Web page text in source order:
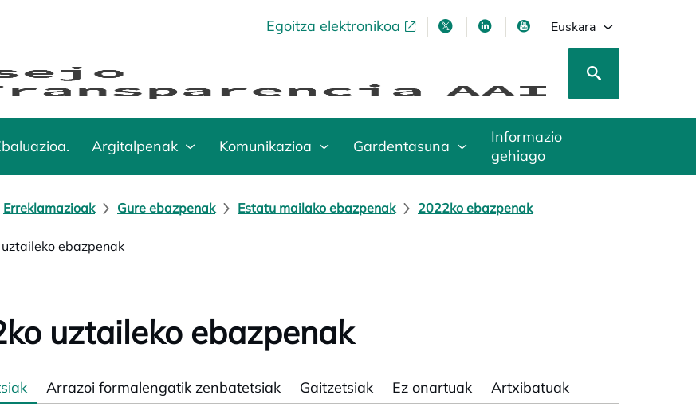
Egoitza elektronikoaopens in a new tabopens in a new tab
opens in a new tab
opens in a new tab
Euskara
Argitalpenak Komunikazioa Gardentasuna
Informazio
gehiago
Erreklamazioak Gure ebazpenak Estatu mailako ebazpenak 2022ko ebazpenak
ebazpenak
uztaileko ebazpenak
Arrazoi formalengatik zenbatetsiak Gaitzetsiak Ez onartuak Artxibatuak